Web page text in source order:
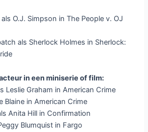
O.J. Simpson in The People v. OJ
als Sherlock Holmes in Sherlock:
in een miniserie of film:
Leslie Graham in American Crime
Blaine in American Crime
Anita Hill in Confirmation
Blumquist in Fargo